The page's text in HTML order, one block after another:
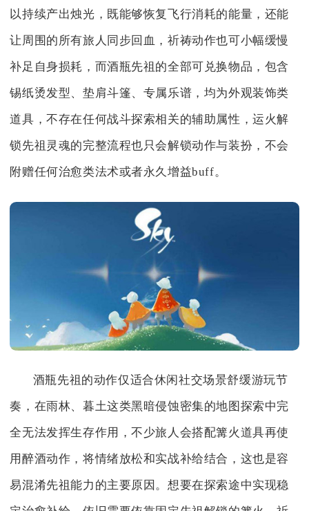
以持续产出烛光，既能够恢复飞行消耗的能量，还能
让周围的所有旅人同步回血，祈祷动作也可小幅缓慢
补足自身损耗，而酒瓶先祖的全部可兑换物品，包含
锡纸烫发型、垫肩斗篷、专属乐谱，均为外观装饰类
道具，不存在任何战斗探索相关的辅助属性，运火解
锁先祖灵魂的完整流程也只会解锁动作与装扮，不会
附赠任何治愈类法术或者永久增益buff。
酒瓶先祖的动作仅适合休闲社交场景舒缓游玩节
奏，在雨林、暮土这类黑暗侵蚀密集的地图探索中完
全无法发挥生存作用，不少旅人会搭配篝火道具再使
用醉酒动作，将情绪放松和实战补给结合，这也是容
易混淆先祖能力的主要原因。想要在探索途中实现稳